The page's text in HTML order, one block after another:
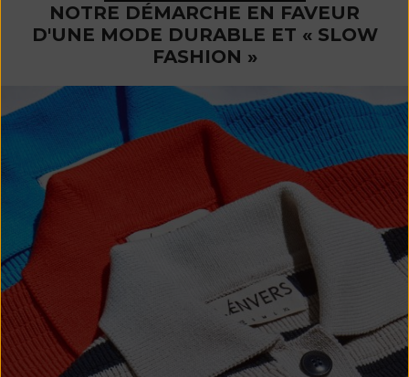
NOTRE DÉMARCHE EN FAVEUR
D'UNE MODE DURABLE ET « SLOW
FASHION »